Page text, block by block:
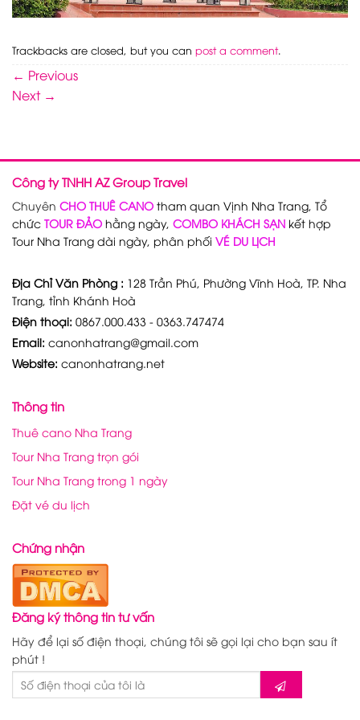
Trackbacks are closed, but you can post a comment.
← Previous
Next →
Công ty TNHH AZ Group Travel
Chuyên CHO THUÊ CANO tham quan Vịnh Nha Trang, Tổ
chức TOUR ĐẢO hằng ngày, COMBO KHÁCH SẠN kết hợp
Tour Nha Trang dài ngày, phân phối VÉ DU LỊCH
Địa Chỉ Văn Phòng : 128 Trần Phú, Phường Vĩnh Hoà, TP. Nha
Trang, tỉnh Khánh Hoà
Điện thoại: 0867.000.433 - 0363.747474
Email: canonhatrang@gmail.com
Website: canonhatrang.net
Thông tin
Thuê cano Nha Trang
Tour Nha Trang trọn gói
Tour Nha Trang trong 1 ngày
Đặt vé du lịch
Chứng nhận
Đăng ký thông tin tư vấn
Hãy để lại số điện thoại, chúng tôi sẽ gọi lại cho bạn sau ít
phút !